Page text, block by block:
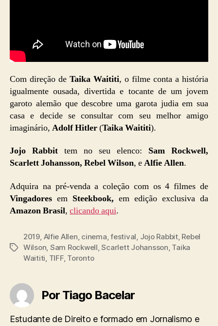
Com direção de Taika Waititi, o filme conta a história
igualmente ousada, divertida e tocante de um jovem
garoto alemão que descobre uma garota judia em sua
casa e decide se consultar com seu melhor amigo
imaginário, Adolf Hitler(Taika Waititi).
Jojo Rabbit tem no seu elenco: Sam Rockwell,
Scarlett Johansson, Rebel Wilson, eAlfie Allen.
Adquira na pré-venda a coleção com os 4 filmes de
Vingadores em Steekbook, em edição exclusiva da
Amazon Brasil, clicando aqui.
Tags
2019, Alfie Allen, cinema,festival, Jojo Rabbit, Rebel
Wilson, Sam Rockwell,Scarlett Johansson, Taika
Waititi, TIFF, Toronto
Por Tiago Bacelar
Estudante de Direito e formado em Jornalismo e